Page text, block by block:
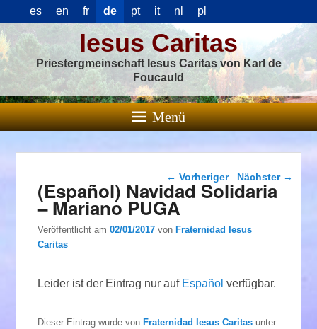
es en fr de pt it nl pl
Iesus Caritas
Priestergmeinschaft Iesus Caritas von Karl de
Foucauld
Menü
Beitragsnavigation
← Vorheriger Nächster →
(Español) Navidad Solidaria
– Mariano PUGA
Veröffentlicht am02/01/2017 vonFraternidad Iesus
Caritas
Leider ist der Eintrag nur auf Español verfügbar.
Dieser Eintrag wurde vonFraternidad Iesus Caritas unter